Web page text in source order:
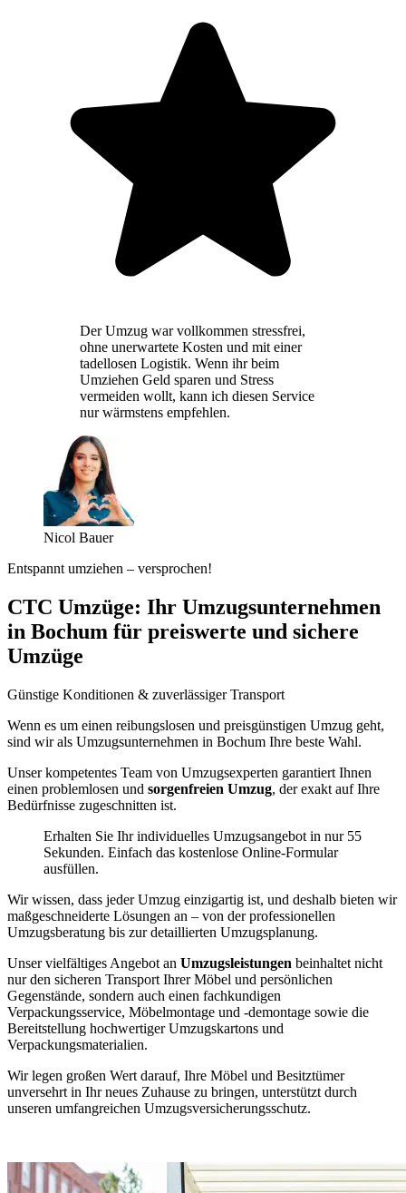
Der Umzug war vollkommen stressfrei,
ohne unerwartete Kosten und mit einer
tadellosen Logistik. Wenn ihr beim
Umziehen Geld sparen und Stress
vermeiden wollt, kann ich diesen Service
nur wärmstens empfehlen.
Nicol Bauer
Entspannt umziehen – versprochen!
CTC Umzüge: Ihr Umzugsunternehmen
in Bochum für preiswerte und sichere
Umzüge
Günstige Konditionen & zuverlässiger Transport
Wenn es um einen reibungslosen und preisgünstigen Umzug geht,
sind wir als Umzugsunternehmen in Bochum Ihre beste Wahl.
Unser kompetentes Team von Umzugsexperten garantiert Ihnen
einen problemlosen und sorgenfreien Umzug, der exakt auf Ihre
Bedürfnisse zugeschnitten ist.
Erhalten Sie Ihr individuelles Umzugsangebot in nur 55
Sekunden. Einfach das kostenlose Online-Formular
ausfüllen.
Wir wissen, dass jeder Umzug einzigartig ist, und deshalb bieten wir
maßgeschneiderte Lösungen an – von der professionellen
Umzugsberatung bis zur detaillierten Umzugsplanung.
Unser vielfältiges Angebot an Umzugsleistungen beinhaltet nicht
nur den sicheren Transport Ihrer Möbel und persönlichen
Gegenstände, sondern auch einen fachkundigen
Verpackungsservice, Möbelmontage und -demontage sowie die
Bereitstellung hochwertiger Umzugskartons und
Verpackungsmaterialien.
Wir legen großen Wert darauf, Ihre Möbel und Besitztümer
unversehrt in Ihr neues Zuhause zu bringen, unterstützt durch
unseren umfangreichen Umzugsversicherungsschutz.